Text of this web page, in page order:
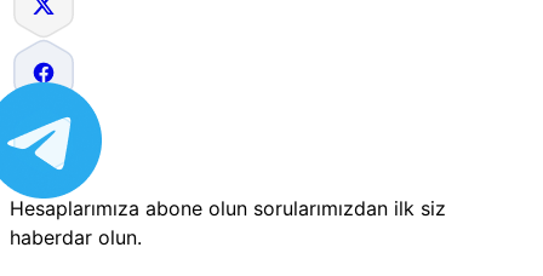
Hesaplarımıza abone olun sorularımızdan ilk siz
haberdar olun.